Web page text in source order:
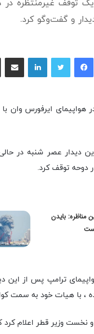
توقف غیرمنتظره در
و گفت‌وگو کرد.
فیسبوک لینکداین
هواپیمای ایرفورس وان
دیدار عصر شنبه در
دوحه توقف کرد.
مناظره: بایدن
ترامپ پس از این
با هیات خود به سمت
و نخست وزیر قطر اعلام